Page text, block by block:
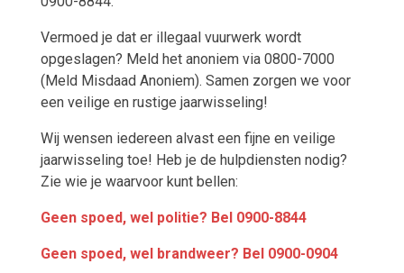
Vermoed je dat er illegaal vuurwerk wordt
opgeslagen? Meld het anoniem via 0800-7000
(Meld Misdaad Anoniem). Samen zorgen we voor
een veilige en rustige jaarwisseling!
Wij wensen iedereen alvast een fijne en veilige
jaarwisseling toe! Heb je de hulpdiensten nodig?
Zie wie je waarvoor kunt bellen:
Geen spoed, wel politie? Bel 0900-8844
Geen spoed, wel brandweer? Bel 0900-0904